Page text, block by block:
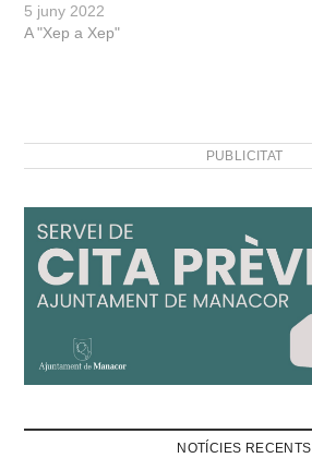
5 juny 2022
A "Xep a Xep"
PUBLICITAT
NOTÍCIES RECENTS